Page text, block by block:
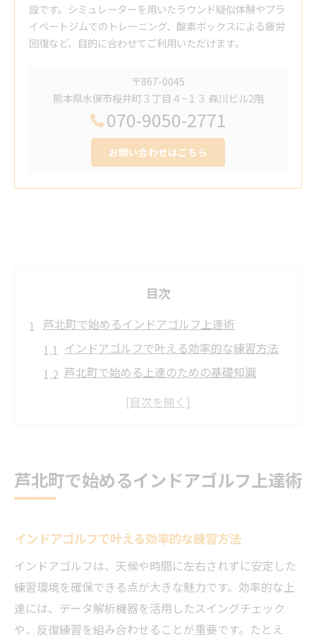
設です。シミュレーターを用いたラウンド疑似体験やプラ
イベートジムでのトレーニング、酸素ボックスによる疲労
回復など、目的に合わせてご利用いただけます。
〒867-0045
熊本県水俣市桜井町３丁目４−１３ 森川ビル2階
070-9050-2771
お問い合わせはこちら
目次
芦北町で始めるインドアゴルフ上達術
インドアゴルフで叶える効率的な練習方法
芦北町で始める上達のための基礎知識
初心者がインドアゴルフを選ぶ理由と魅力
芦北町で人気のインドアゴルフ練習法とは
初心者も安心のインドア練習法を解説
初めての方も安心なインドアゴルフの流れ
初心者が押さえたいインドアゴルフの基本
無理なく続けやすいインドアゴルフ習慣化
インドアゴルフでミスを減らすポイント
芦北町で始めるインドアゴルフ上達術
インドアゴルフで叶える効率的な練習方法
インドアゴルフは、天候や時間に左右されずに安定した
練習環境を確保できる点が大きな魅力です。効率的な上
達には、データ解析機器を活用したスイングチェック
や、反復練習を組み合わせることが重要です。たとえ